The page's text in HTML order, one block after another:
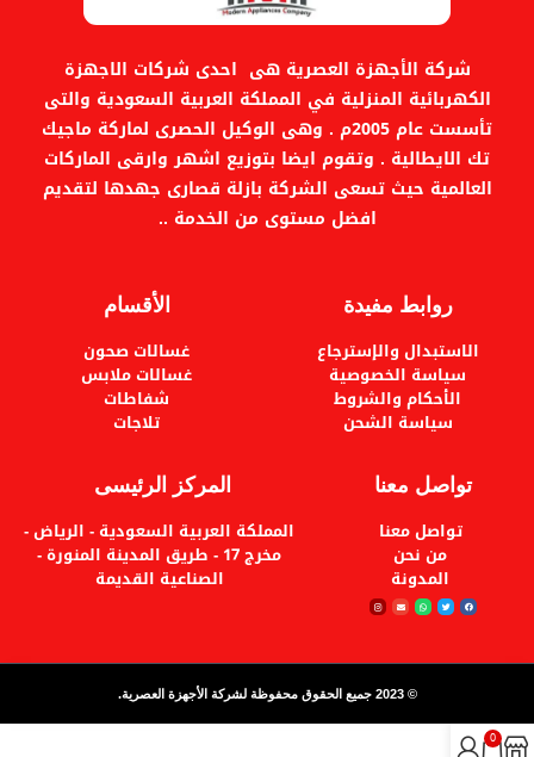
شركة الأجهزة العصرية هى احدى شركات الاجهزة
الكهربائية المنزلية في المملكة العربية السعودية والتى
تأسست عام 2005م . وهى الوكيل الحصرى لماركة ماجيك
تك الايطالية . وتقوم ايضا بتوزيع اشهر وارقى الماركات
العالمية حيث تسعى الشركة بازلة قصارى جهدها لتقديم
افضل مستوى من الخدمة ..
روابط مفيدة
الاستبدال والإسترجاع
سياسة الخصوصية
الأحكام والشروط
سياسة الشحن
الأقسام
غسالات صحون
غسالات ملابس
شفاطات
تلاجات
تواصل معنا
تواصل معنا
من نحن
المدونة
المركز الرئيسى
المملكة العربية السعودية - الرياض -
مخرج 17 - طريق المدينة المنورة -
الصناعية القديمة
© 2023 جميع الحقوق محفوظة لشركة الأجهزة العصرية.
0